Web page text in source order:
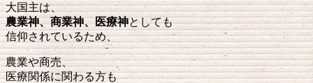
大国主は、
農業神、商業神、医療神としても
信仰されているため、
農業や商売、
医療関係に関わる方も